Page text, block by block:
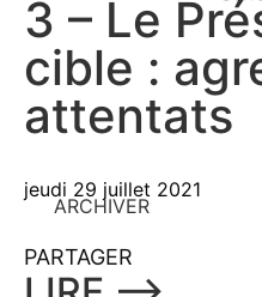
3 – Le
cible :
attentats
jeudi 29 juillet 2021
ARCHIVER
PARTAGER